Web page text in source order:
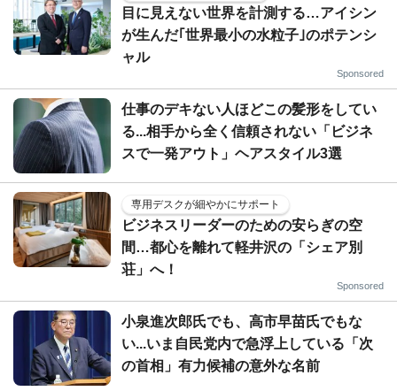
目に見えない世界を計測する…アイシン
が生んだ｢世界最小の水粒子｣のポテンシ
ャル
Sponsored
仕事のデキない人ほどこの髪形をしてい
る...相手から全く信頼されない「ビジネ
スで一発アウト」ヘアスタイル3選
専用デスクが細やかにサポート
ビジネスリーダーのための安らぎの空
間…都心を離れて軽井沢の「シェア別
荘」へ！
Sponsored
小泉進次郎氏でも、高市早苗氏でもな
い...いま自民党内で急浮上している「次
の首相」有力候補の意外な名前